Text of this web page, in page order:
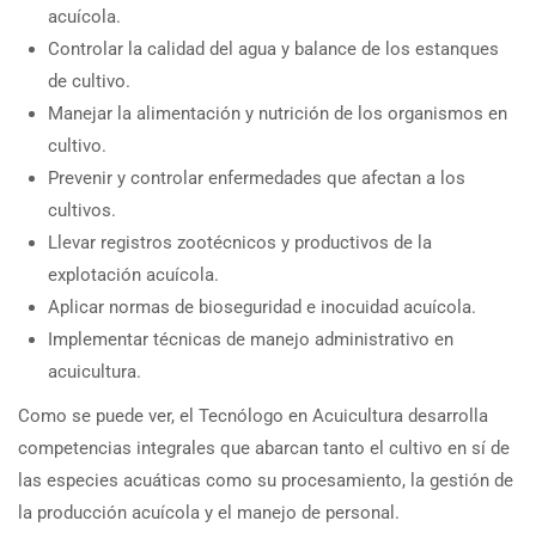
acuícola.
Controlar la calidad del agua y balance de los estanques
de cultivo.
Manejar la alimentación y nutrición de los organismos en
cultivo.
Prevenir y controlar enfermedades que afectan a los
cultivos.
Llevar registros zootécnicos y productivos de la
explotación acuícola.
Aplicar normas de bioseguridad e inocuidad acuícola.
Implementar técnicas de manejo administrativo en
acuicultura.
Como se puede ver, el Tecnólogo en Acuicultura desarrolla
competencias integrales que abarcan tanto el cultivo en sí de
las especies acuáticas como su procesamiento, la gestión de
la producción acuícola y el manejo de personal.